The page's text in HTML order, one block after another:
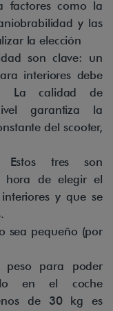
factores como la
y las
la elección
son clave: un
interiores debe
La calidad de
garantiza la
del scooter,
Estos tres son
hora de elegir el
y que se
sea pequeño (por
peso para poder
en el coche
de 30 kg es